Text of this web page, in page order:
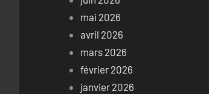
mai 2026
avril 2026
mars 2026
février 2026
janvier 2026